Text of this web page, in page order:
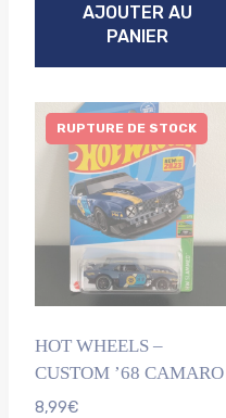
AJOUTER AU
PANIER
RUPTURE DE STOCK
HOT WHEELS –
CUSTOM ’68 CAMARO
8,99€